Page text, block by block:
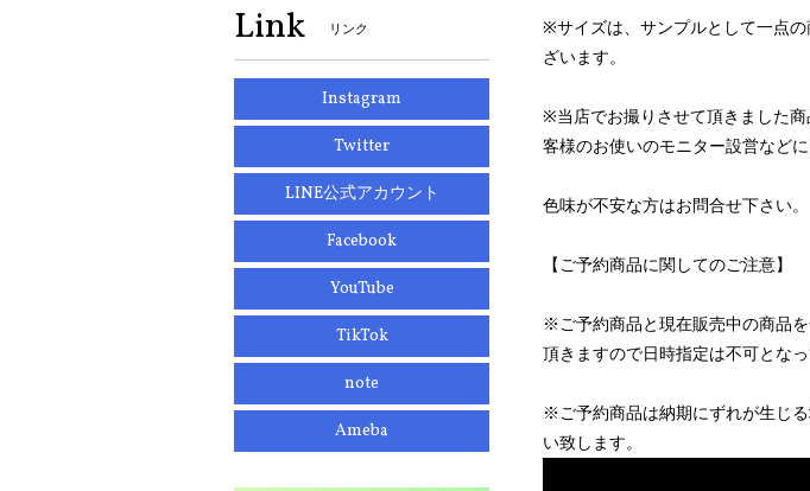
※サイズは、サンプルとして一点
ざいます。
※当店でお撮りさせて頂きました
客様のお使いのモニター設営など
色味が不安な方はお問合せ下さい。
【ご予約商品に関してのご注意】
※ご予約商品と現在販売中の商品
頂きますので日時指定は不可とな
※ご予約商品は納期にずれが生じ
い致します。
Link リンク
Instagram
Twitter
LINE公式アカウント
Facebook
YouTube
TikTok
note
Ameba